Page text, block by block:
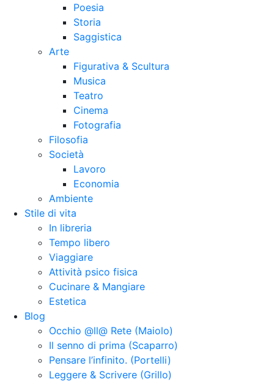
Poesia
Storia
Saggistica
Arte
Figurativa & Scultura
Musica
Teatro
Cinema
Fotografia
Filosofia
Società
Lavoro
Economia
Ambiente
Stile di vita
In libreria
Tempo libero
Viaggiare
Attività psico fisica
Cucinare & Mangiare
Estetica
Blog
Occhio @ll@ Rete (Maiolo)
Il senno di prima (Scaparro)
Pensare l’infinito. (Portelli)
Leggere & Scrivere (Grillo)